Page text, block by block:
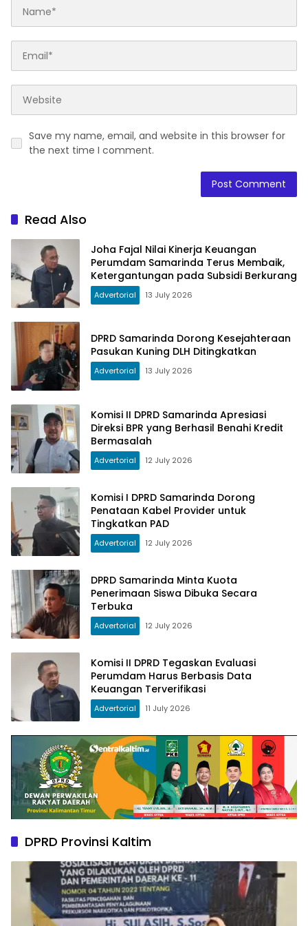
Save my name, email, and website in this browser for
the next time I comment.
Read Also
Joha Fajal Nilai Kinerja Keuangan
Perumdam Samarinda Terus Membaik,
Ketergantungan pada Subsidi Berkurang
Advertorial 13 July 2026
DPRD Samarinda Dorong Kesejahteraan
Pasukan Kuning DLH Ditingkatkan
Advertorial 13 July 2026
Komisi II DPRD Samarinda Apresiasi
Direksi BPR yang Berhasil Benahi Kredit
Bermasalah
Advertorial 12 July 2026
Komisi I DPRD Samarinda Dorong
Penataan Kabel Provider untuk
Tingkatkan PAD
Advertorial 12 July 2026
DPRD Samarinda Minta Kuota
Penerimaan Siswa Dibuka Secara
Terbuka
Advertorial 12 July 2026
Komisi II DPRD Tegaskan Evaluasi
Perumdam Harus Berbasis Data
Keuangan Terverifikasi
Advertorial 11 July 2026
DPRD Provinsi Kaltim